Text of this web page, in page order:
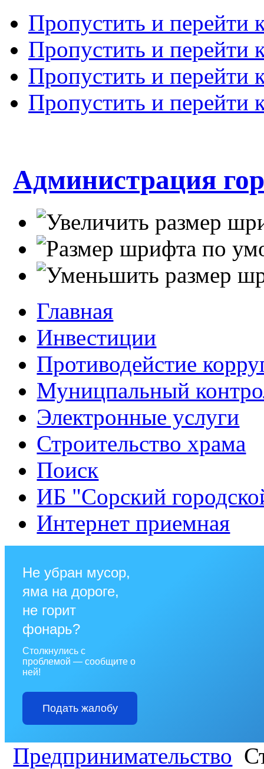
Пропустить и перейти
Пропустить и перейти
Пропустить и перейти
Пропустить и перейти
Администрация
Главная
Инвестиции
Противодейстие
Муницпальный
Электронные услуги
Строительство храма
Поиск
ИБ "Сорский
Интернет приемная
Не убран мусор,
яма на дороге,
не горит
фонарь?
Столкнулись с
проблемой — сообщите о
ней!
Подать жалобу
Предпринимательство